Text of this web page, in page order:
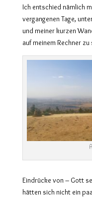
Ich entschied nämlich
vergangenen Tage,
und meiner kurzen
auf meinem Rechner
Eindrücke von – Gott
hätten sich nicht ein